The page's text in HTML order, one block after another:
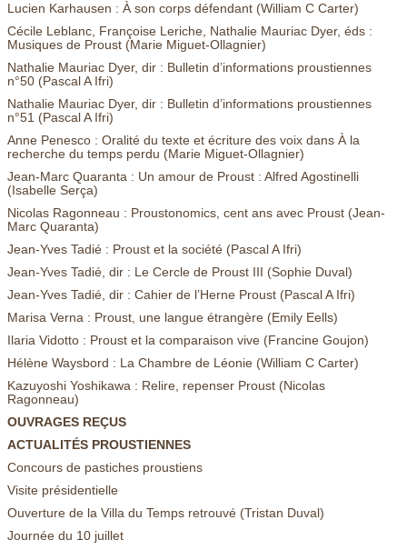
Lucien Karhausen : À son corps défendant (William C Carter)
Cécile Leblanc, Françoise Leriche, Nathalie Mauriac Dyer, éds :
Musiques de Proust (Marie Miguet-Ollagnier)
Nathalie Mauriac Dyer, dir : Bulletin d’informations proustiennes
n°50 (Pascal A Ifri)
Nathalie Mauriac Dyer, dir : Bulletin d’informations proustiennes
n°51 (Pascal A Ifri)
Anne Penesco : Oralité du texte et écriture des voix dans À la
recherche du temps perdu (Marie Miguet-Ollagnier)
Jean-Marc Quaranta : Un amour de Proust : Alfred Agostinelli
(Isabelle Serça)
Nicolas Ragonneau : Proustonomics, cent ans avec Proust (Jean-
Marc Quaranta)
Jean-Yves Tadié : Proust et la société (Pascal A Ifri)
Jean-Yves Tadié, dir : Le Cercle de Proust III (Sophie Duval)
Jean-Yves Tadié, dir : Cahier de l’Herne Proust (Pascal A Ifri)
Marisa Verna : Proust, une langue étrangère (Emily Eells)
Ilaria Vidotto : Proust et la comparaison vive (Francine Goujon)
Hélène Waysbord : La Chambre de Léonie (William C Carter)
Kazuyoshi Yoshikawa : Relire, repenser Proust (Nicolas
Ragonneau)
OUVRAGES REÇUS
ACTUALITÉS PROUSTIENNES
Concours de pastiches proustiens
Visite présidentielle
Ouverture de la Villa du Temps retrouvé (Tristan Duval)
Journée du 10 juillet